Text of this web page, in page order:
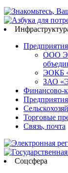
ООО
ЭОКБ
ЗАО
Финансово-
Торговые
Связь, почта
Соцсфера